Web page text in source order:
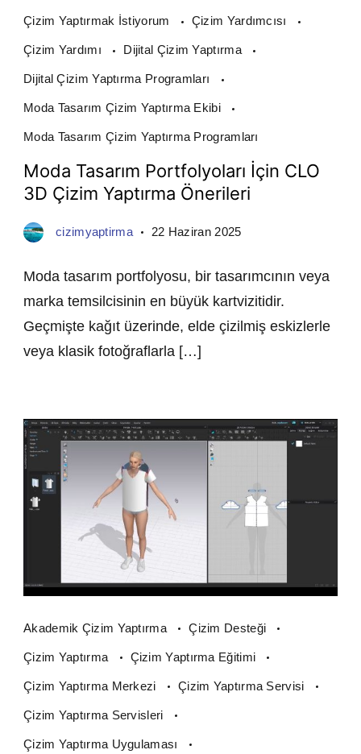
Çizim Yaptırmak İstiyorum Çizim Yardımcısı
Çizim Yardımı Dijital Çizim Yaptırma
Dijital Çizim Yaptırma Programları
Moda Tasarım Çizim Yaptırma Ekibi
Moda Tasarım Çizim Yaptırma Programları
Moda Tasarım Portfolyoları İçin CLO
3D Çizim Yaptırma Önerileri
cizimyaptirma 22 Haziran 2025
Moda tasarım portfolyosu, bir tasarımcının veya
marka temsilcisinin en büyük kartvizitidir.
Geçmişte kağıt üzerinde, elde çizilmiş eskizlerle
veya klasik fotoğraflarla […]
Akademik Çizim Yaptırma Çizim Desteği
Çizim Yaptırma Çizim Yaptırma Eğitimi
Çizim Yaptırma Merkezi Çizim Yaptırma Servisi
Çizim Yaptırma Servisleri
Çizim Yaptırma Uygulaması